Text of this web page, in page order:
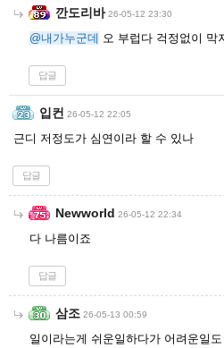
깐도리바 26-05-12 23:30
@내가누군데 오 부럽다 걱정없이 막
답글
입컨 26-05-12 22:05
근디 저정도가 심연이라 할 수 있나
답글
Newworld 26-05-12 22:34
다 나름이죠
답글
삼조 26-05-13 00:59
일이라는게 쉬운일하다가 어려운일